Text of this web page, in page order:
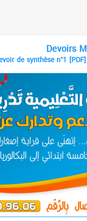
Devoirs
de synthèse n°1